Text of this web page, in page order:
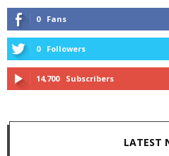
0 Fans
0 Followers
14,700 Subscribers
LATEST